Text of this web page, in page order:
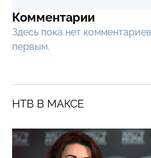
Комментарии
Здесь пока нет
первым.
НТВ В МАКСЕ